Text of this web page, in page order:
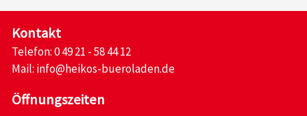
Kontakt
Telefon:0 49 21 - 58 44 12
Mail: info@heikos-bueroladen.de
Öffnungszeiten